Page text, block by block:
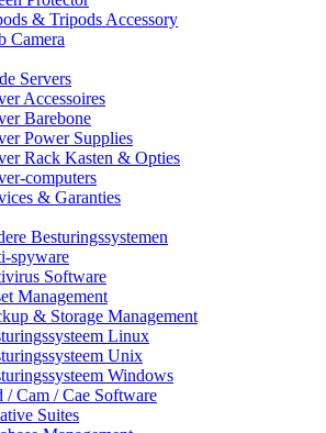
& Tripods Accessory
Camera
Servers
Accessoires
Barebone
Power Supplies
Rack Kasten & Opties
computers
& Garanties
Besturingssystemen
spyware
Software
Management
& Storage Management
Linux
Unix
Windows
/ Cam / Cae Software
Suites